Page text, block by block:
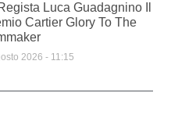
Luca Guadagnino Il
Cartier Glory To The
2026 11:15